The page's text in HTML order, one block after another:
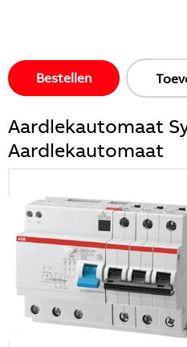
Bestellen
Aardlekautomaat
Aardlekautomaat